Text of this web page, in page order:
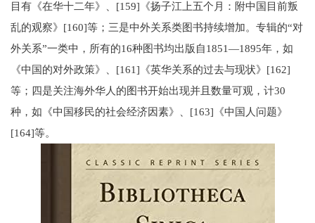
目有《在华十二年》、[159]《扬子江上五个月：附中国目前叛
乱的观察》[160]等；三是中外关系类图书持续增加。专辑的“对
外关系”一类中，所有的16种图书均出版自1851—1895年，如
《中国的对外政策》、[161]《英华关系的过去与现状》[162]
等；四是关注海外华人的图书开始出现并且数量可观，计30
种，如《中国移民的社会经济因素》、[163]《中国人问题》
[164]等。